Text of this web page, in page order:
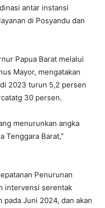
antar instansi
di Posyandu dan
Papua Barat melalui
Mayor, mengatakan
2023 turun 5,2 persen
30 persen.
menurunkan angka
Tenggara Barat,”
Penurunan
intervensi serentak
Juni 2024, dan akan